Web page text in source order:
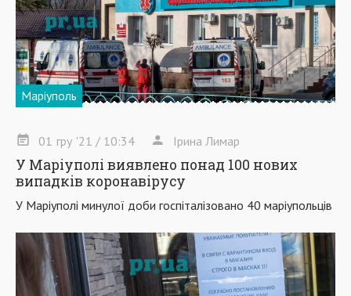
Маріуполь
01 гру '21 / 10:34 Ірина Лимар
У Маріуполі виявлено понад 100 нових
випадків коронавірусу
У Маріуполі минулої доби госпіталізовано 40 маріупольців